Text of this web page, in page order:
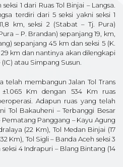
1 dari Ruas Tol Binjai – Langsa.
terdiri dari 5 seksi yakni seksi 1
km, seksi 2 (Stabat – Tj. Pura)
– P. Brandan) sepanjang 19, km,
sepanjang 45 km dan seksi 5 (K.
km dan nantinya akan dilengkapi
atau Simpang Susun.
telah membangun Jalan Tol Trans
±1.065 Km dengan 534 Km ruas
Adapun ruas yang telah
Tol Bakauheni – Terbanggi Besar
Pematang Panggang – Kayu Agung
(22 Km), Tol Medan Binjai (17
Km), Tol Sigli – Banda Aceh seksi 3
4 Indrapuri – Blang Bintang (14